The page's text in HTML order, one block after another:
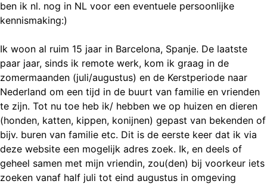
ben ik nl. nog in NL voor een eventuele persoonlijke
kennismaking:)
Ik woon al ruim 15 jaar in Barcelona, Spanje. De laatste
paar jaar, sinds ik remote werk, kom ik graag in de
zomermaanden (juli/augustus) en de Kerstperiode naar
Nederland om een tijd in de buurt van familie en vrienden
te zijn. Tot nu toe heb ik/ hebben we op huizen en dieren
(honden, katten, kippen, konijnen) gepast van bekenden of
bijv. buren van familie etc. Dit is de eerste keer dat ik via
deze website een mogelijk adres zoek. Ik, en deels of
geheel samen met mijn vriendin, zou(den) bij voorkeur iets
zoeken vanaf half juli tot eind augustus in omgeving